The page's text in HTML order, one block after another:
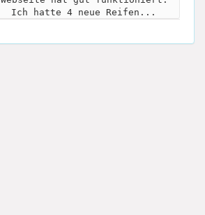
Ich hatte 4 neue Reifen...